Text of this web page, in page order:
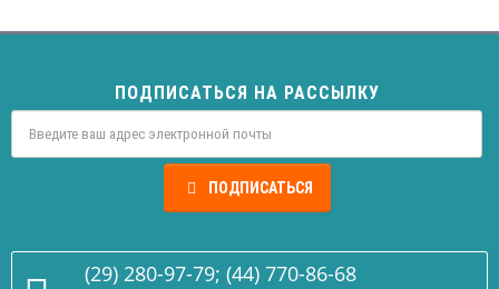
ПОДПИСАТЬСЯ НА РАССЫЛКУ
ПОДПИСАТЬСЯ
(29) 280-97-79; (44) 770-86-68